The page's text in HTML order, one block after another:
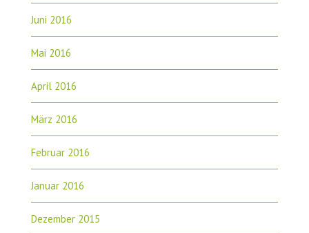
Juni 2016
Mai 2016
April 2016
März 2016
Februar 2016
Januar 2016
Dezember 2015